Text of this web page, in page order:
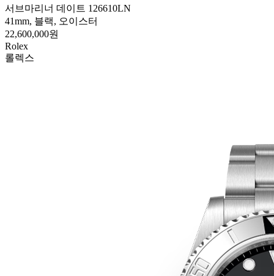
서브마리너 데이트 126610LN
41mm, 블랙, 오이스터
22,600,000원
Rolex
롤렉스